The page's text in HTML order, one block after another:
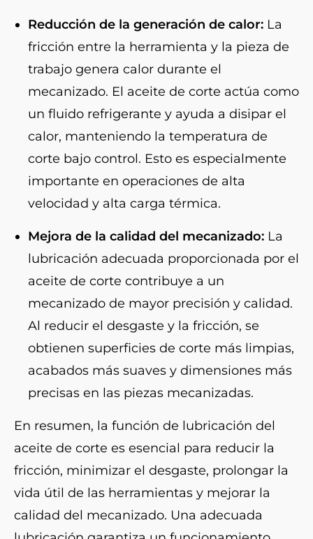
Reducción de la generación de calor: La
fricción entre la herramienta y la pieza de
trabajo genera calor durante el
mecanizado. El aceite de corte actúa como
un fluido refrigerante y ayuda a disipar el
calor, manteniendo la temperatura de
corte bajo control. Esto es especialmente
importante en operaciones de alta
velocidad y alta carga térmica.
Mejora de la calidad del mecanizado: La
lubricación adecuada proporcionada por el
aceite de corte contribuye a un
mecanizado de mayor precisión y calidad.
Al reducir el desgaste y la fricción, se
obtienen superficies de corte más limpias,
acabados más suaves y dimensiones más
precisas en las piezas mecanizadas.
En resumen, la función de lubricación del
aceite de corte es esencial para reducir la
fricción, minimizar el desgaste, prolongar la
vida útil de las herramientas y mejorar la
calidad del mecanizado. Una adecuada